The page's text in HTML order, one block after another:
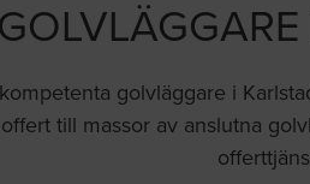
golvläggare i
till massor av anslutna